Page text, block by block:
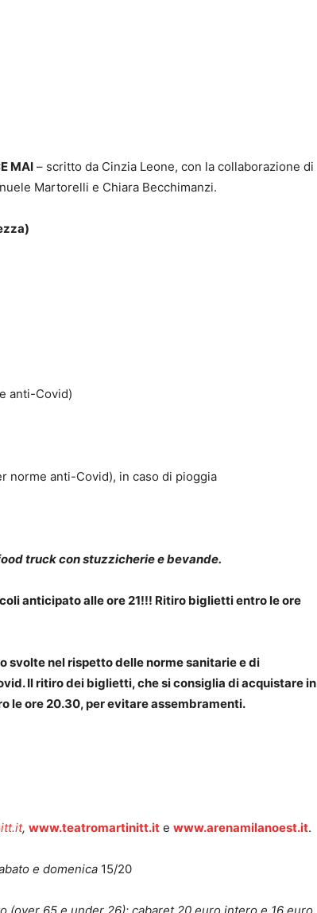
MAI – scritto da Cinzia Leone, con la collaborazione di
Martorelli e Chiara Becchimanzi.
anti-Covid)
norme anti-Covid), in caso di pioggia
truck con stuzzicherie e bevande.
anticipato alle ore 21!!! Ritiro biglietti entro le ore
svolte nel rispetto delle norme sanitarie e di
Il ritiro dei biglietti, che si consiglia di acquistare in
le ore 20.30, per evitare assembramenti.
, www.teatromartinitt.it e www.arenamilanoest.it.
e domenica 15/20